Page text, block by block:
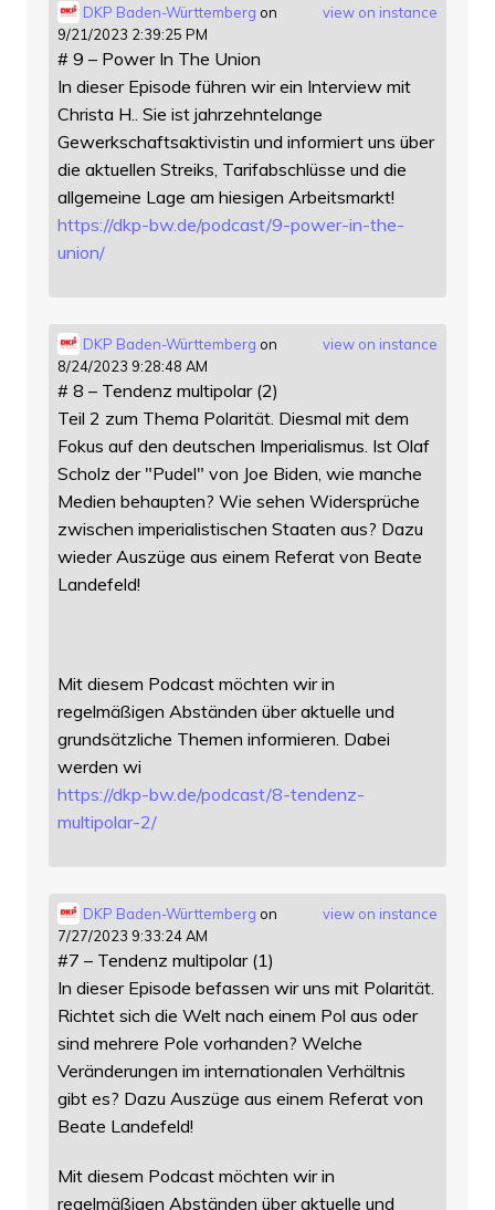
view on instance
DKP Baden-Württemberg on
9/21/2023 2:39:25 PM
# 9 – Power In The Union
In dieser Episode führen wir ein Interview mit
Christa H.. Sie ist jahrzehntelange
Gewerkschaftsaktivistin und informiert uns über
die aktuellen Streiks, Tarifabschlüsse und die
allgemeine Lage am hiesigen Arbeitsmarkt!
https://dkp-bw.de/podcast/9-power-in-the-
union/
view on instance
DKP Baden-Württemberg on
8/24/2023 9:28:48 AM
# 8 – Tendenz multipolar (2)
Teil 2 zum Thema Polarität. Diesmal mit dem
Fokus auf den deutschen Imperialismus. Ist Olaf
Scholz der "Pudel" von Joe Biden, wie manche
Medien behaupten? Wie sehen Widersprüche
zwischen imperialistischen Staaten aus? Dazu
wieder Auszüge aus einem Referat von Beate
Landefeld!
Mit diesem Podcast möchten wir in
regelmäßigen Abständen über aktuelle und
grundsätzliche Themen informieren. Dabei
werden wi
https://dkp-bw.de/podcast/8-tendenz-
multipolar-2/
view on instance
DKP Baden-Württemberg on
7/27/2023 9:33:24 AM
#7 – Tendenz multipolar (1)
In dieser Episode befassen wir uns mit Polarität.
Richtet sich die Welt nach einem Pol aus oder
sind mehrere Pole vorhanden? Welche
Veränderungen im internationalen Verhältnis
gibt es? Dazu Auszüge aus einem Referat von
Beate Landefeld!
Mit diesem Podcast möchten wir in
regelmäßigen Abständen über aktuelle und